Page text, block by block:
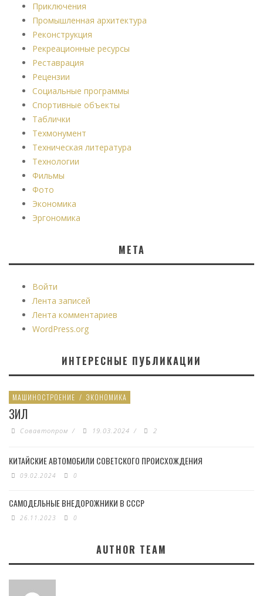
Приключения
Промышленная архитектура
Реконструкция
Рекреационные ресурсы
Реставрация
Рецензии
Социальные программы
Спортивные объекты
Таблички
Техмонумент
Техническая литература
Технологии
Фильмы
Фото
Экономика
Эргономика
МЕТА
Войти
Лента записей
Лента комментариев
WordPress.org
ИНТЕРЕСНЫЕ ПУБЛИКАЦИИ
МАШИНОСТРОЕНИЕ / ЭКОНОМИКА
ЗИЛ
Совавтопром / 19.03.2024 / 2
КИТАЙСКИЕ АВТОМОБИЛИ СОВЕТСКОГО ПРОИСХОЖДЕНИЯ
09.02.2024 0
САМОДЕЛЬНЫЕ ВНЕДОРОЖНИКИ В СССР
26.11.2023 0
AUTHOR TEAM